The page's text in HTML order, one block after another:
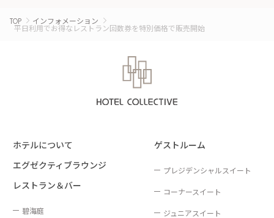
TOP インフォメーション
平日利用でお得なレストラン回数券を特別価格で販売開始
ホテルについて
エグゼクティブラウンジ
ゲストルーム
プレジデンシャルスイート
コーナースイート
ジュニアスイート
レストラン＆バー
碧海庭